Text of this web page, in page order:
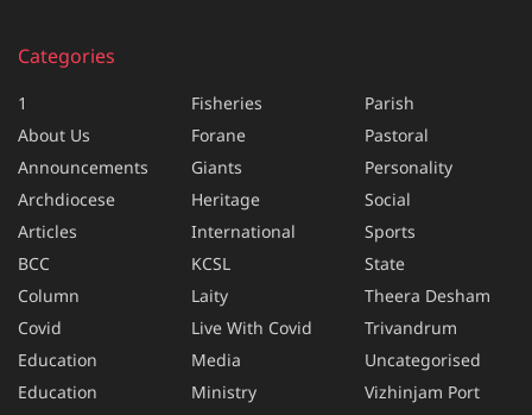
Categories
1
About Us
Announcements
Archdiocese
Articles
BCC
Column
Covid
Education
Education
Fisheries
Forane
Giants
Heritage
International
KCSL
Laity
Live With Covid
Media
Ministry
Parish
Pastoral
Personality
Social
Sports
State
Theera Desham
Trivandrum
Uncategorised
Vizhinjam Port